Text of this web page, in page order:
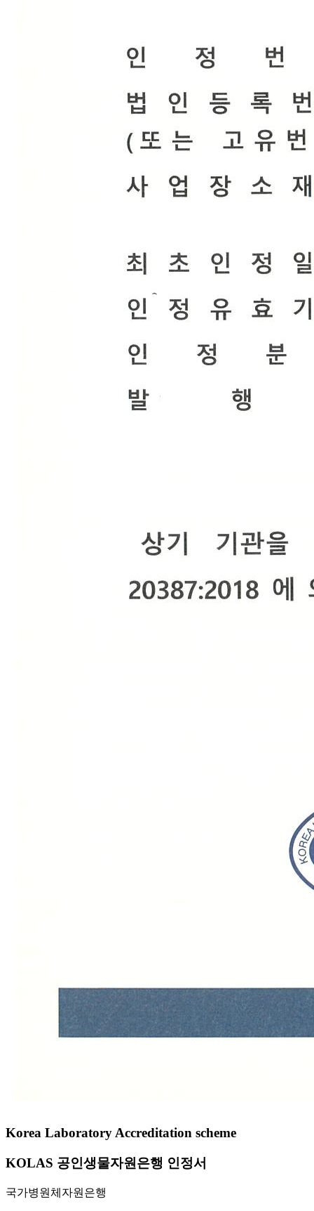
Korea Laboratory Accreditation scheme
KOLAS 공인생물자원은행 인정서
국가병원체자원은행